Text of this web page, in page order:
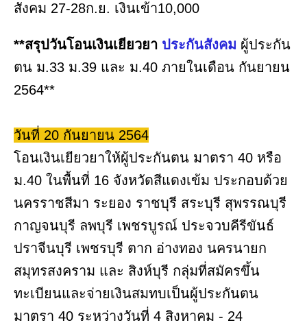
**สรุปวันโอนเงินเยียวยา ประกันสังคม ผู้ประกัน
ตน ม.33 ม.39 และ ม.40 ภายในเดือน กันยายน
2564**
วันที่ 20 กันยายน 2564
โอนเงินเยียวยาให้ผู้ประกันตน มาตรา 40 หรือ
ม.40 ในพื้นที่ 16 จังหวัดสีแดงเข้ม ประกอบด้วย
นครราชสีมา ระยอง ราชบุรี สระบุรี สุพรรณบุรี
กาญจนบุรี ลพบุรี เพชรบูรณ์ ประจวบคีรีขันธ์
ปราจีนบุรี เพชรบุรี ตาก อ่างทอง นครนายก
สมุทรสงคราม และ สิงห์บุรี กลุ่มที่สมัครขึ้น
ทะเบียนและจ่ายเงินสมทบเป็นผู้ประกันตน
มาตรา 40 ระหว่างวันที่ 4 สิงหาคม - 24